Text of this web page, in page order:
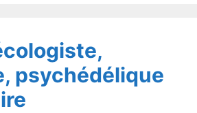
psychédélique